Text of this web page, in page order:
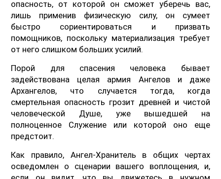
опасность, от которой он сможет уберечь вас,
лишь применив физическую силу, он сумеет
быстро сориентироваться и призвать
помощников, поскольку материализация требует
от него слишком больших усилий.
Порой для спасения человека бывает
задействована целая армия Ангелов и даже
Архангелов, что случается тогда, когда
смертельная опасность грозит древней и чистой
человеческой Душе, уже вышедшей на
полноценное Служение или которой оно еще
предстоит.
Как правило, Ангел-Хранитель в общих чертах
осведомлен о сценарии вашего воплощения, и,